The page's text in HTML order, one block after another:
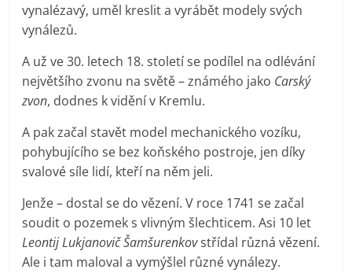
vynalézavý, uměl kreslit a vyrábět modely svých
vynálezů.
A už ve 30. letech 18. století se podílel na odlévání
největšího zvonu na světě – známého jako Carský
zvon, dodnes k vidění v Kremlu.
A pak začal stavět model mechanického vozíku,
pohybujícího se bez koňského postroje, jen díky
svalové síle lidí, kteří na něm jeli.
Jenže – dostal se do vězení. V roce 1741 se začal
soudit o pozemek s vlivným šlechticem. Asi 10 let
Leontij Lukjanovič Šamšurenkovstřídal různá vězení.
Ale i tam maloval a vymýšlel různé vynálezy.